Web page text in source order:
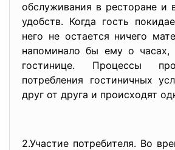
обслуживания в ресторане и
удобств. Когда гость
него не остается ничего
напоминало бы ему о часах,
гостинице. Процессы
потребления гостиничных
друг от друга и происходят
2.Участие потребителя. Во